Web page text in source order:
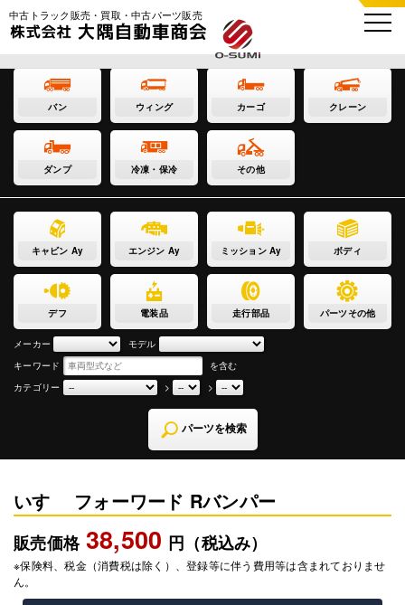
中古トラック販売・買取・中古パーツ販売
バン ウィング カーゴ クレーン
ダンプ 冷凍・保冷 その他
キャビン Ay エンジン Ay ミッション Ay ボディ
デフ 電装品 走行部品 パーツその他
メーカー
モデル
キーワード
を含む
カテゴリー
> >
パーツを検索
いすゞ フォーワード Rバンパー
販売価格 38,500 円（税込み）
※保険料、税金（消費税は除く）、登録等に伴う費用等は含まれておりませ
ん。